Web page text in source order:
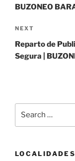
BUZONEO
Next
Post
NEXT
Reparto de
Segura |